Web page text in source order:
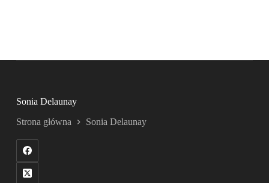
Sonia Delaunay
Strona główna Sonia Delaunay